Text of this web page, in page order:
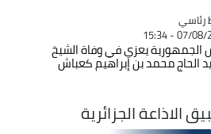
07/08/
الجمهورية يعزي في وفاة الشيخ
الحاج محمد بن إبراهيم كعباش
الجزائرية